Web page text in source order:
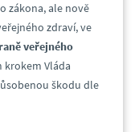
zákona, ale nově
zdraví, ve
veřejného
krokem Vláda
škodu dle